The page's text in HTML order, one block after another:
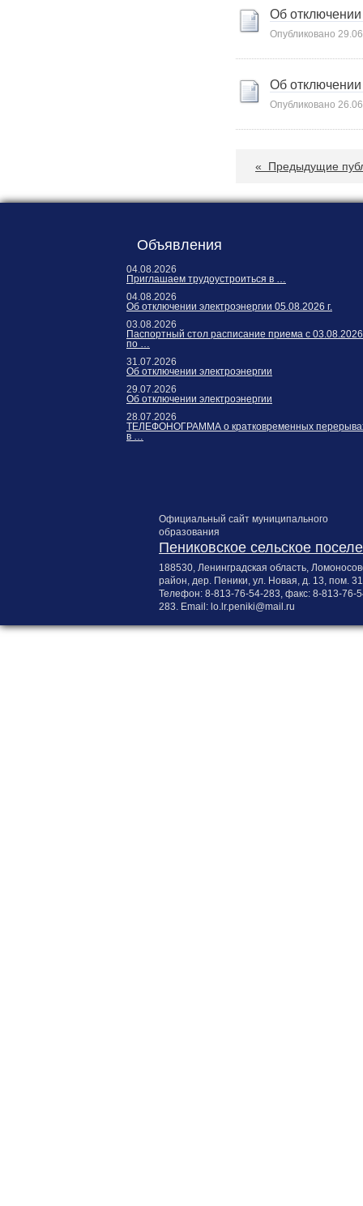
Об отключении
Опубликовано
Об отключении
Опубликовано
« Предыдущие
Объявления
04.08.2026
Приглашаем трудоустроиться в …
04.08.2026
Об отключении электроэнергии 05.08.2026 г.
03.08.2026
Паспортный стол расписание приема с 03.08.2026
по …
31.07.2026
Об отключении электроэнергии
29.07.2026
Об отключении электроэнергии
28.07.2026
ТЕЛЕФОНОГРАММА о кратковременных
в …
Официальный сайт муниципального
образования
Пениковское сельское
188530, Ленинградская область,
район, дер. Пеники, ул. Новая, д. 13, пом. 31
Телефон: 8-813-76-54-283, факс: 8-813-76-
283. Email: lo.lr.peniki@mail.ru